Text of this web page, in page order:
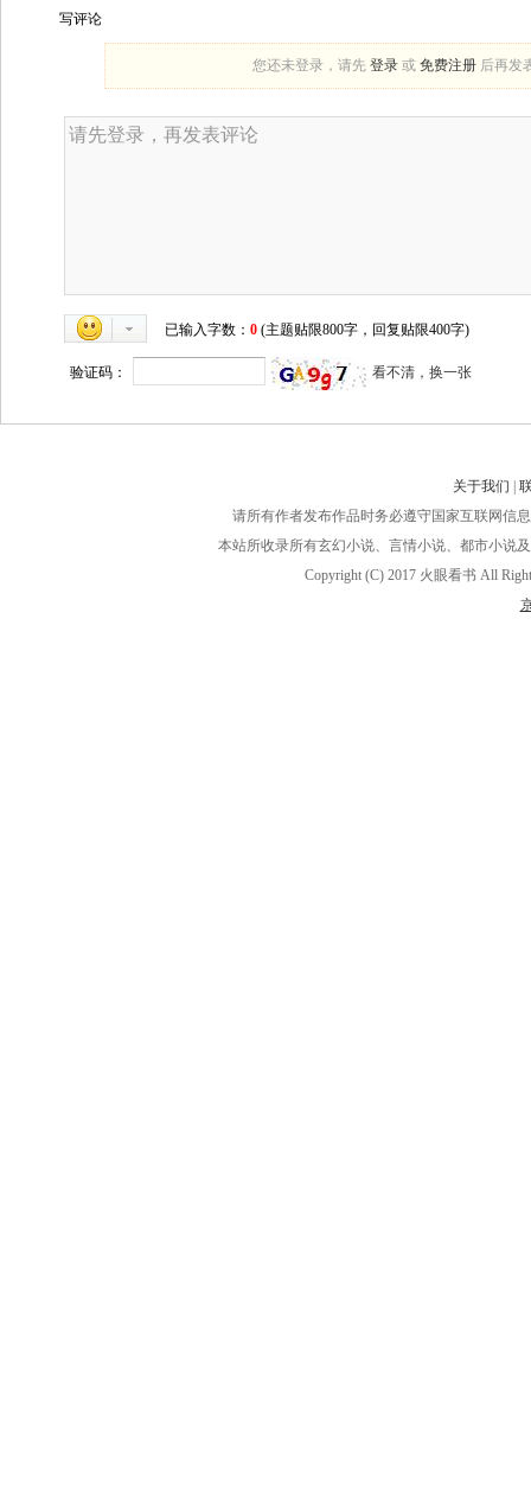
写评论
您还未登录，请先 登录 或 免费注册 后再发
已输入字数： 0 (主题贴限800字，回复贴限400字)
验证码： 看不清，换一张
关于我们
请所有作者发布作品时务必遵守国家互联网信
本站所收录所有玄幻小说、言情小说、都市小说
Copyright (C) 2017 火眼看书 All